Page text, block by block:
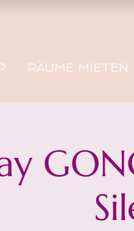
RÄUME MIETEN